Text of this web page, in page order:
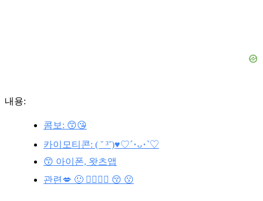
내용:
콤보: 😙😘
카이모티콘: ( ˘ ³˘)♥︎♡´･ᴗ･`♡
😙 아이폰, 왓츠앱
관련💋 🙂 👨‍❤️‍💋‍👨 😚 😗